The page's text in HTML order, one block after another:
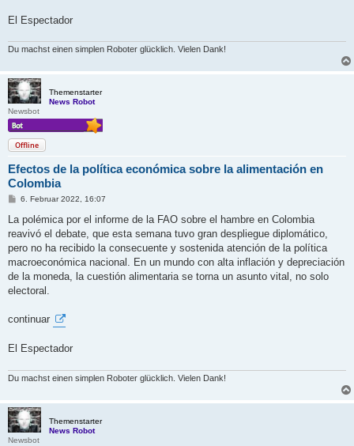
El Espectador
Du machst einen simplen Roboter glücklich. Vielen Dank!
Themenstarter
News Robot
Newsbot
Offline
Efectos de la política económica sobre la alimentación en
Colombia
B
i
r
a
6. Februar 2022, 16:07
La polémica por el informe de la FAO sobre el hambre en Colombia
reavivó el debate, que esta semana tuvo gran despliegue diplomático,
pero no ha recibido la consecuente y sostenida atención de la política
macroeconómica nacional. En un mundo con alta inflación y depreciación
de la moneda, la cuestión alimentaria se torna un asunto vital, no solo
electoral.
continuar
El Espectador
Du machst einen simplen Roboter glücklich. Vielen Dank!
Themenstarter
News Robot
Newsbot